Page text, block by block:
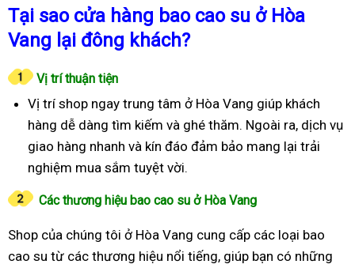
Tại sao cửa hàng bao cao su ở Hòa
Vang lại đông khách?
Vị trí thuận tiện
Vị trí shop ngay trung tâm ở Hòa Vang giúp khách
hàng dễ dàng tìm kiếm và ghé thăm. Ngoài ra, dịch vụ
giao hàng nhanh và kín đáo đảm bảo mang lại trải
nghiệm mua sắm tuyệt vời.
Các thương hiệu bao cao su ở Hòa Vang
Shop của chúng tôi ở Hòa Vang cung cấp các loại bao
cao su từ các thương hiệu nổi tiếng, giúp bạn có những